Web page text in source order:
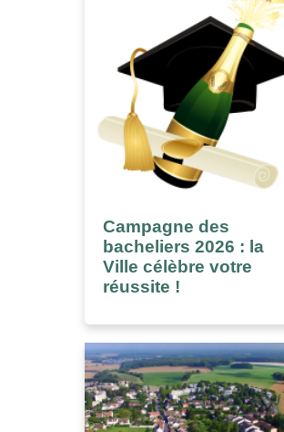
Campagne des
bacheliers 2026 : la
Ville célèbre votre
réussite !